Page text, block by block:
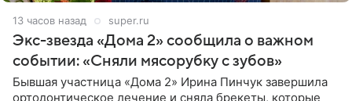
13 часов назад super.ru
Экс-звезда «Дома 2» сообщила о важном
событии: «Сняли мясорубку с зубов»
Бывшая участница «Дома 2» Ирина Пинчук завершила
ортодонтическое лечение и сняла брекеты, которые